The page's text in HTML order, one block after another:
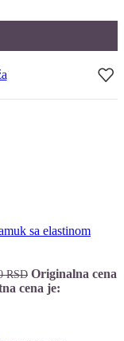
sa elastinom
RSD Originalna cena
cena je: